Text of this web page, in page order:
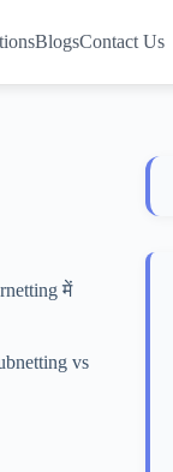
BlogsContact Us
में
vs